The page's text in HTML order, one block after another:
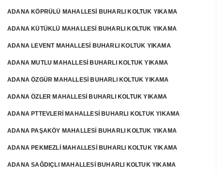
ADANA KÖPRÜLÜ MAHALLESİ BUHARLI KOLTUK YIKAMA
ADANA KÜTÜKLÜ MAHALLESİ BUHARLI KOLTUK YIKAMA
ADANA LEVENT MAHALLESİ BUHARLI KOLTUK YIKAMA
ADANA MUTLU MAHALLESİ BUHARLI KOLTUK YIKAMA
ADANA ÖZGÜR MAHALLESİ BUHARLI KOLTUK YIKAMA
ADANA ÖZLER MAHALLESİ BUHARLI KOLTUK YIKAMA
ADANA PTTEVLERİ MAHALLESİ BUHARLI KOLTUK YIKAMA
ADANA PAŞAKÖY MAHALLESİ BUHARLI KOLTUK YIKAMA
ADANA PEKMEZLİ MAHALLESİ BUHARLI KOLTUK YIKAMA
ADANA SAĞDIÇLI MAHALLESİ BUHARLI KOLTUK YIKAMA